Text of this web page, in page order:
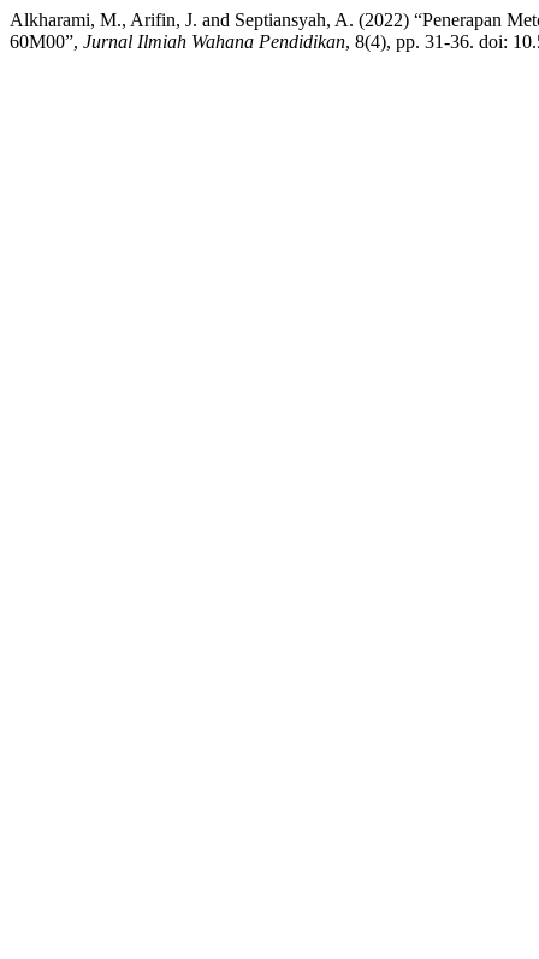
Alkharami, M., Arifin, J. and Septiansyah, A. (2022) “Penerapan
60M00”, Jurnal Ilmiah Wahana Pendidikan, 8(4), pp. 31-36. doi: